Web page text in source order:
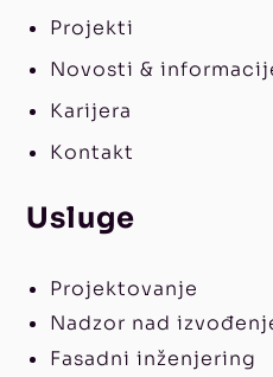
Projekti
Novosti &
Karijera
Kontakt
Usluge
Projektovanje
Nadzor nad
Fasadni inženjering